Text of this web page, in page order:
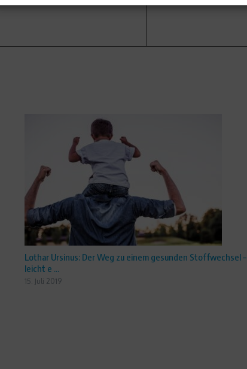
Lothar Ursinus: Der Weg zu einem gesunden Stoffwechsel –
leicht e ...
15. Juli 2019